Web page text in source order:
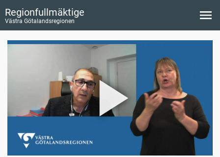
Regionfullmäktige
Västra Götalandsregionen